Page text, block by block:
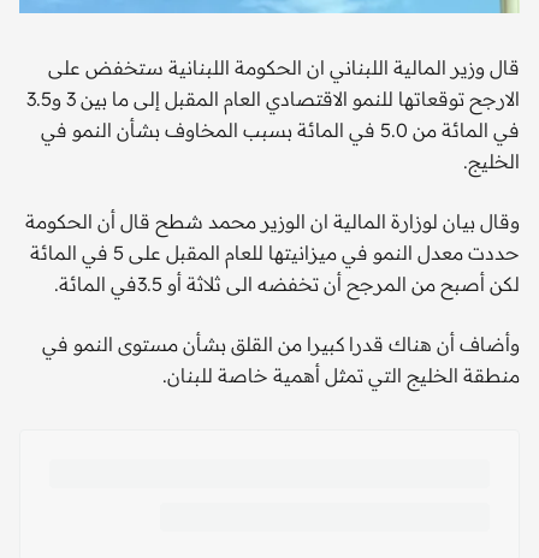
قال وزير المالية اللبناني ان الحكومة اللبنانية ستخفض على
الارجح توقعاتها للنمو الاقتصادي العام المقبل إلى ما بين 3 و3.5
في المائة من 5.0 في المائة بسبب المخاوف بشأن النمو في
الخليج.
وقال بيان لوزارة المالية ان الوزير محمد شطح قال أن الحكومة
حددت معدل النمو في ميزانيتها للعام المقبل على 5 في المائة
لكن أصبح من المرجح أن تخفضه الى ثلاثة أو 3.5في المائة.
وأضاف أن هناك قدرا كبيرا من القلق بشأن مستوى النمو في
منطقة الخليج التي تمثل أهمية خاصة للبنان.